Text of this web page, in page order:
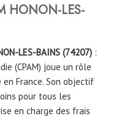
HONON-LES-
LES-BAINS (74207) :
(CPAM) joue un rôle
France. Son objectif
pour tous les
en charge des frais